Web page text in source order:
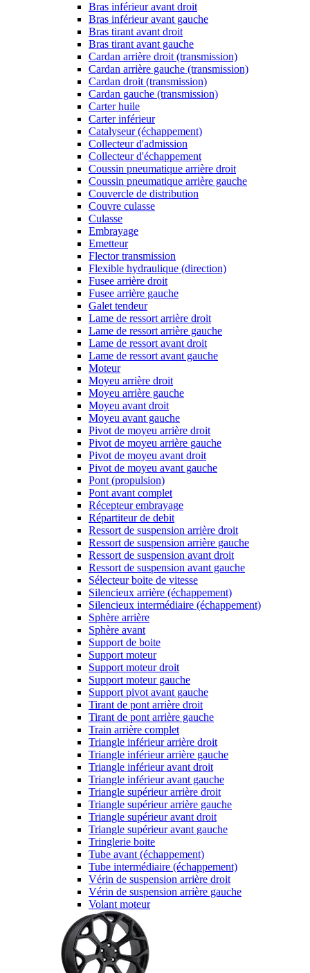
Bras inférieur avant droit
Bras inférieur avant gauche
Bras tirant avant droit
Bras tirant avant gauche
Cardan arrière droit (transmission)
Cardan arrière gauche (transmission)
Cardan droit (transmission)
Cardan gauche (transmission)
Carter huile
Carter inférieur
Catalyseur (échappement)
Collecteur d'admission
Collecteur d'échappement
Coussin pneumatique arrière droit
Coussin pneumatique arrière gauche
Couvercle de distribution
Couvre culasse
Culasse
Embrayage
Emetteur
Flector transmission
Flexible hydraulique (direction)
Fusee arrière droit
Fusee arrière gauche
Galet tendeur
Lame de ressort arrière droit
Lame de ressort arrière gauche
Lame de ressort avant droit
Lame de ressort avant gauche
Moteur
Moyeu arrière droit
Moyeu arrière gauche
Moyeu avant droit
Moyeu avant gauche
Pivot de moyeu arrière droit
Pivot de moyeu arrière gauche
Pivot de moyeu avant droit
Pivot de moyeu avant gauche
Pont (propulsion)
Pont avant complet
Récepteur embrayage
Répartiteur de debit
Ressort de suspension arrière droit
Ressort de suspension arrière gauche
Ressort de suspension avant droit
Ressort de suspension avant gauche
Sélecteur boite de vitesse
Silencieux arrière (échappement)
Silencieux intermédiaire (échappement)
Sphère arrière
Sphère avant
Support de boite
Support moteur
Support moteur droit
Support moteur gauche
Support pivot avant gauche
Tirant de pont arrière droit
Tirant de pont arrière gauche
Train arrière complet
Triangle inférieur arrière droit
Triangle inférieur arrière gauche
Triangle inférieur avant droit
Triangle inférieur avant gauche
Triangle supérieur arrière droit
Triangle supérieur arrière gauche
Triangle supérieur avant droit
Triangle supérieur avant gauche
Tringlerie boite
Tube avant (échappement)
Tube intermédiaire (échappement)
Vérin de suspension arrière droit
Vérin de suspension arrière gauche
Volant moteur